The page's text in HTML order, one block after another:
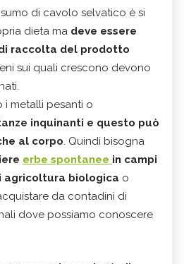
di cavolo selvatico è si
dieta ma deve essere
raccolta del prodotto
sui quali crescono devono
i metalli pesanti o
inquinanti e questo può
al corpo. Quindi bisogna
erbe spontanee in campi
agricoltura biologica o
da contadini di
dove possiamo conoscere